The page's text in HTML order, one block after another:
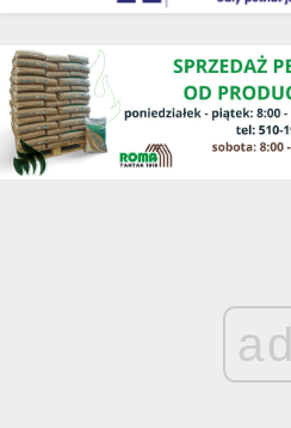
MENU
ad